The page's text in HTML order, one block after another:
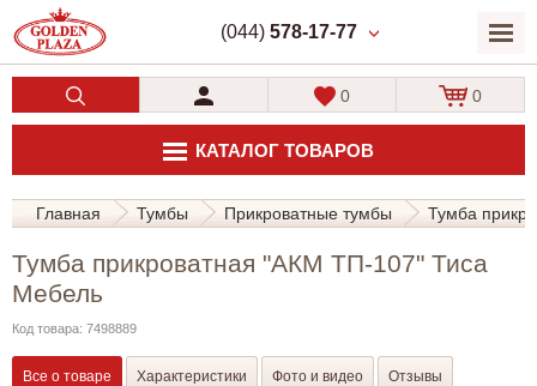
(044) 578-17-77
КАТАЛОГ ТОВАРОВ
0 0
Главная Тумбы Прикроватные тумбы Тумба
Тумба прикроватная "АКМ ТП-107" Тиса
Мебель
Код товара: 7498889
Все о товаре Характеристики Фото и видео Отзывы